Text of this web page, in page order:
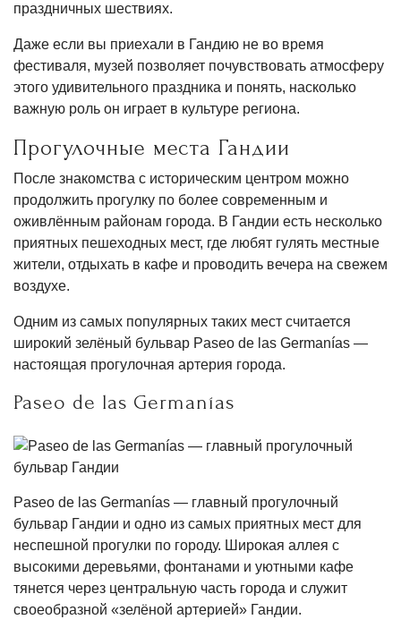
праздничных шествиях.
Даже если вы приехали в Гандию не во время
фестиваля, музей позволяет почувствовать атмосферу
этого удивительного праздника и понять, насколько
важную роль он играет в культуре региона.
Прогулочные места Гандии
После знакомства с историческим центром можно
продолжить прогулку по более современным и
оживлённым районам города. В Гандии есть несколько
приятных пешеходных мест, где любят гулять местные
жители, отдыхать в кафе и проводить вечера на свежем
воздухе.
Одним из самых популярных таких мест считается
широкий зелёный бульвар Paseo de las Germanías —
настоящая прогулочная артерия города.
Paseo de las Germanías
Paseo de las Germanías — главный прогулочный
бульвар Гандии и одно из самых приятных мест для
неспешной прогулки по городу. Широкая аллея с
высокими деревьями, фонтанами и уютными кафе
тянется через центральную часть города и служит
своеобразной «зелёной артерией» Гандии.